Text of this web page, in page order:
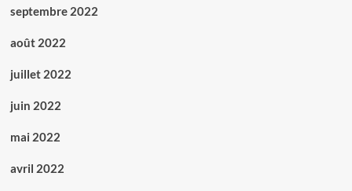
septembre 2022
août 2022
juillet 2022
juin 2022
mai 2022
avril 2022